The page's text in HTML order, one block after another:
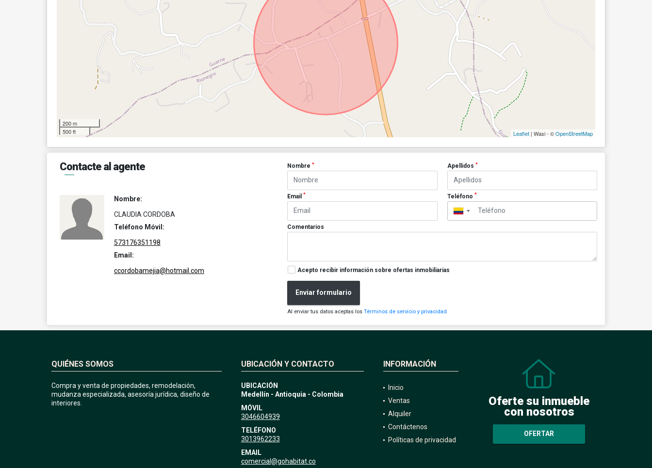
200 m
500 ft
Leaflet | Wasi - ©OpenStreetMap
Contacte al agente
Nombre:
CLAUDIA CORDOBA
Teléfono Móvil:
573176351198
Email:
ccordobamejia@hotmail.com
Nombre* Apellidos *
Email* Teléfono *
▼
Comentarios
Acepto recibir información sobre ofertas inmobiliarias
Enviar formulario
Al enviar tus datos aceptas losTérminos de servicio y privacidad
QUIÉNES SOMOS
Compra y venta de propiedades, remodelación,
mudanza especializada, asesoría jurídica, diseño de
interiores.
UBICACIÓN Y CONTACTO
UBICACIÓN
Medellín - Antioquia - Colombia
MÓVIL
3046604939
TELÉFONO
3013962233
EMAIL
comercial@gohabitat.co
INFORMACIÓN
Inicio
Ventas
Alquiler
Contáctenos
Políticas de privacidad
Oferte su inmueble
con nosotros
OFERTAR